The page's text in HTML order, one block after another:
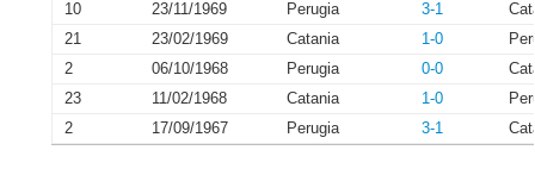
10
23/11/1969 Perugia 3-1
21
23/02/1969 Catania 1-0
2
06/10/1968 Perugia 0-0
23
11/02/1968 Catania 1-0
2
17/09/1967 Perugia 3-1